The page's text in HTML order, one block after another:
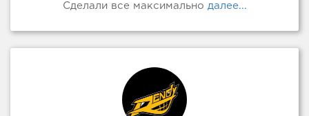
Сделали все максимально далее...